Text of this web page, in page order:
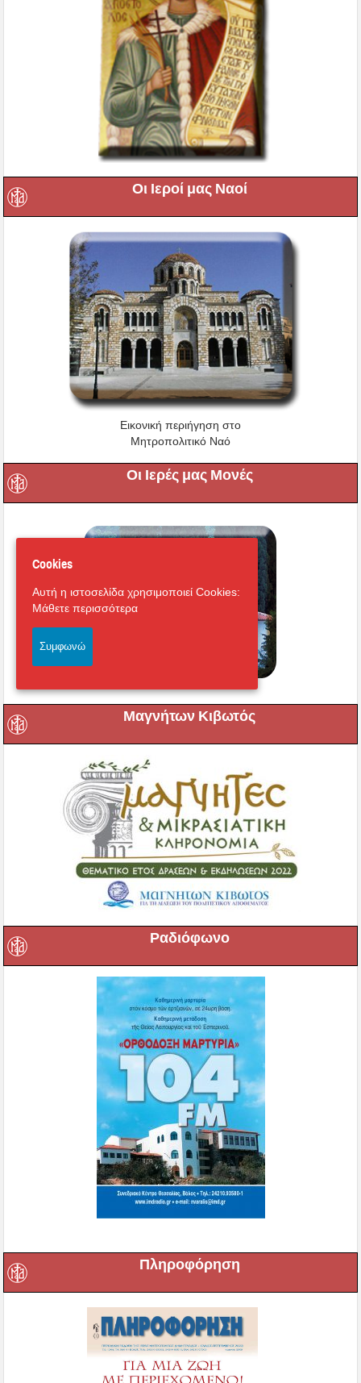
Οι Ιεροί μας Ναοί
Εικονική περιήγηση στο
Μητροπολιτικό Ναό
Οι Ιερές μας Μονές
Μαγνήτων Κιβωτός
Ραδιόφωνο
Πληροφόρηση
Cookies
Αυτή η ιστοσελίδα χρησιμοποιεί Cookies:
Μάθετε περισσότερα
Συμφωνώ